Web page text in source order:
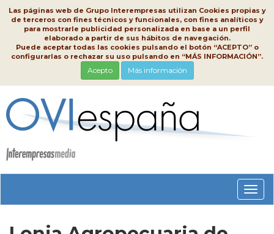
Las páginas web de Grupo Interempresas utilizan Cookies propias y
de terceros con fines técnicos y funcionales, con fines analíticos y
para mostrarle publicidad personalizada en base a un perfil
elaborado a partir de sus hábitos de navegación.
Puede aceptar todas las cookies pulsando el botón “ACEPTO” o
configurarlas o rechazar su uso pulsando en “MÁS INFORMACIÓN”.
Acepto Más información